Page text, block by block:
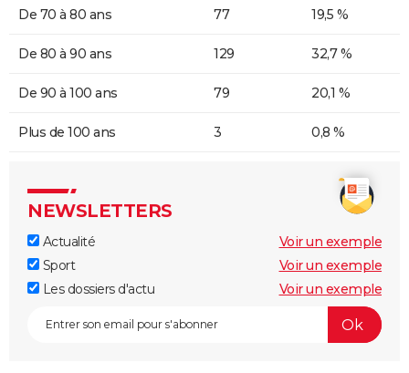
De 70 à 80 ans 77 19,5 %
De 80 à 90 ans 129 32,7 %
De 90 à 100 ans 79 20,1 %
Plus de 100 ans 3 0,8 %
NEWSLETTERS
Actualité
Voir un exemple
Sport
Voir un exemple
Les dossiers d'actu
Voir un exemple